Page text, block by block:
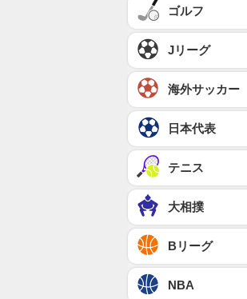
ゴルフ
Jリーグ
海外サッカー
日本代表
テニス
大相撲
Bリーグ
NBA